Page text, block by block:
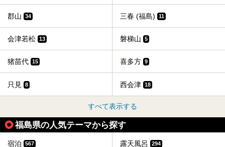
郡山 34 三春 (福島) 11
会津若松 13 磐梯山 5
猪苗代 15 喜多方 9
只見 8 西会津 18
すべて表示する
福島県の人気テーマから探す
宿泊 567 露天風呂 294